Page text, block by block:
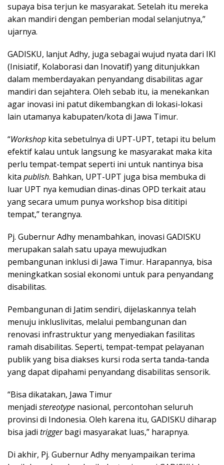
supaya bisa terjun ke masyarakat. Setelah itu mereka
akan mandiri dengan pemberian modal selanjutnya,”
ujarnya.
GADISKU, lanjut Adhy, juga sebagai wujud nyata dari IKI
(Inisiatif, Kolaborasi dan Inovatif) yang ditunjukkan
dalam memberdayakan penyandang disabilitas agar
mandiri dan sejahtera. Oleh sebab itu, ia menekankan
agar inovasi ini patut dikembangkan di lokasi-lokasi
lain utamanya kabupaten/kota di Jawa Timur.
“Workshop kita sebetulnya di UPT-UPT, tetapi itu belum
efektif kalau untuk langsung ke masyarakat maka kita
perlu tempat-tempat seperti ini untuk nantinya bisa
kita publish. Bahkan, UPT-UPT juga bisa membuka di
luar UPT nya kemudian dinas-dinas OPD terkait atau
yang secara umum punya workshop bisa dititipi
tempat,” terangnya.
Pj. Gubernur Adhy menambahkan, inovasi GADISKU
merupakan salah satu upaya mewujudkan
pembangunan inklusi di Jawa Timur. Harapannya, bisa
meningkatkan sosial ekonomi untuk para penyandang
disabilitas.
Pembangunan di Jatim sendiri, dijelaskannya telah
menuju inkluslivitas, melalui pembangunan dan
renovasi infrastruktur yang menyediakan fasilitas
ramah disabilitas. Seperti, tempat-tempat pelayanan
publik yang bisa diakses kursi roda serta tanda-tanda
yang dapat dipahami penyandang disabilitas sensorik.
“Bisa dikatakan, Jawa Timur
menjadi stereotype nasional, percontohan seluruh
provinsi di Indonesia. Oleh karena itu, GADISKU diharap
bisa jadi triggerbagi masyarakat luas,” harapnya.
Di akhir, Pj. Gubernur Adhy menyampaikan terima